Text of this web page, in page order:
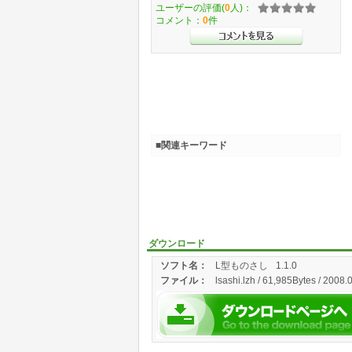
ダウンロード
ソフト名：
L型ものさし 1.1.0
ファイル： lsashi.lzh / 61,985Bytes /
ユーザーの評価(0 人)：
コメント： 0件
■関連キーワード